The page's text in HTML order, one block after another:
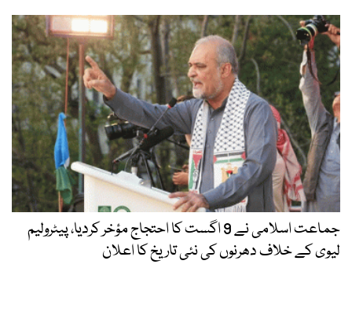
جماعت اسلامی نے 9 اگست کا احتجاج مؤخر کردیا، پیٹرولیم
لیوی کے خلاف دھرنوں کی نئی تاریخ کا اعلان